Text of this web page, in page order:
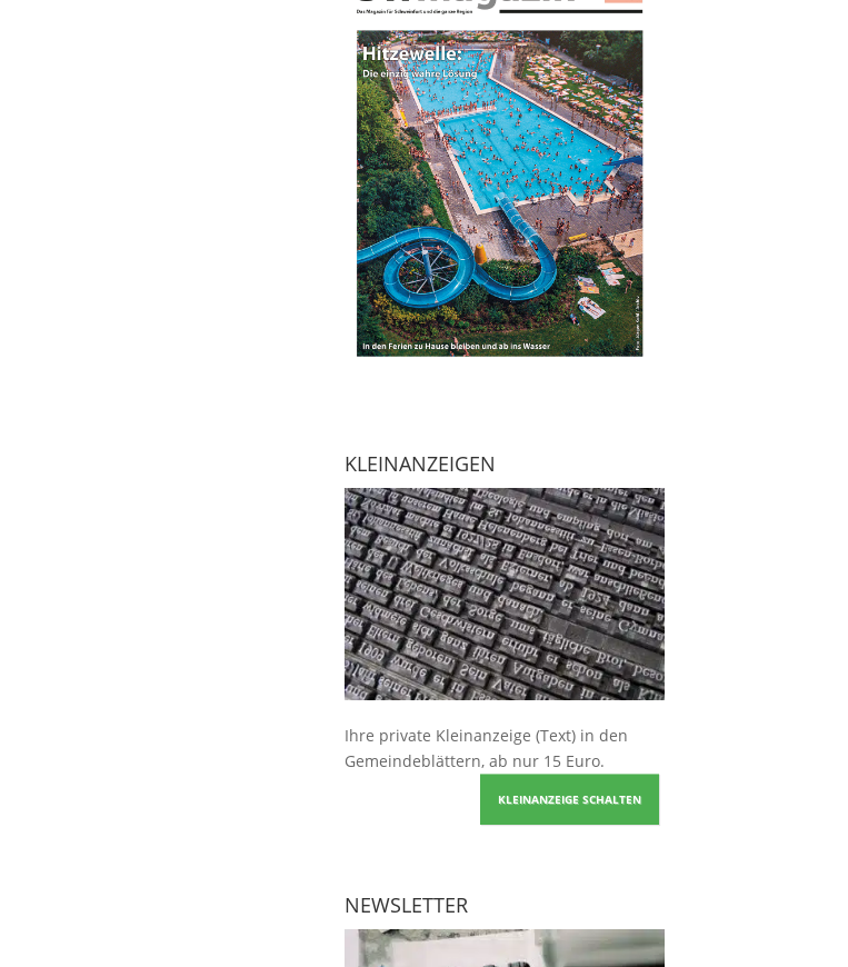
KLEINANZEIGEN
Ihre private Kleinanzeige (Text) in den
Gemeindeblättern, ab nur 15 Euro.
KLEINANZEIGE SCHALTEN
NEWSLETTER